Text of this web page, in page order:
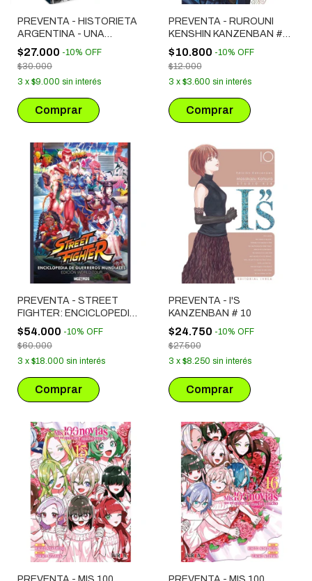
PREVENTA - HISTORIETA
ARGENTINA - UNA
HISTORIA COLECTIVA
2001-2022
$27.000 -10% OFF
$30.000
3 x $9.000 sin interés
PREVENTA - RUROUNI
KENSHIN KANZENBAN #
13
$10.800 -10% OFF
$12.000
3 x $3.600 sin interés
PREVENTA - STREET
FIGHTER: ENCICLOPEDIA
DE GUERREROS
MUNDIALES
$54.000 -10% OFF
$60.000
3 x $18.000 sin interés
PREVENTA - I'S
KANZENBAN # 10
$24.750 -10% OFF
$27.500
3 x $8.250 sin interés